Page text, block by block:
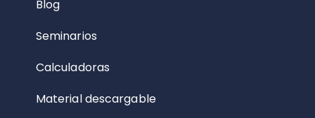
Blog
Seminarios
Calculadoras
Material descargable